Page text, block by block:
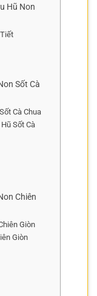
Hũ Non
Sốt Cà
Cà Chua
Sốt Cà
Chiên
Giòn
Giòn